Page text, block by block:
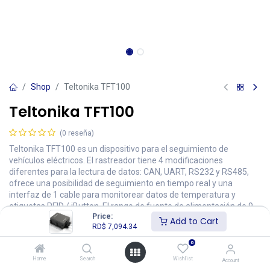
Price:
RD$ 7,094.34 Add to Cart
Home Search
0
Wishlist Account
Shop Teltonika TFT100
Teltonika TFT100
(0 reseña)
Teltonika TFT100 es un dispositivo para el seguimiento de
vehículos eléctricos. El rastreador tiene 4 modificaciones
diferentes para la lectura de datos: CAN, UART, RS232 y RS485,
ofrece una posibilidad de seguimiento en tiempo real y una
interfaz de 1 cable para monitorear datos de temperatura y
etiquetas RFID / iButton. El rango de fuente de alimentación de 9-
96 V permite que el dispositivo se use con equipos que requieren
soporte de alto voltaje.
RD$7,094.34